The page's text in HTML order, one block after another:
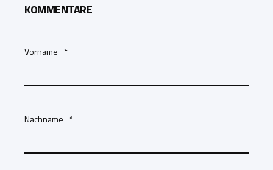
KOMMENTARE
Vorname *
Nachname *